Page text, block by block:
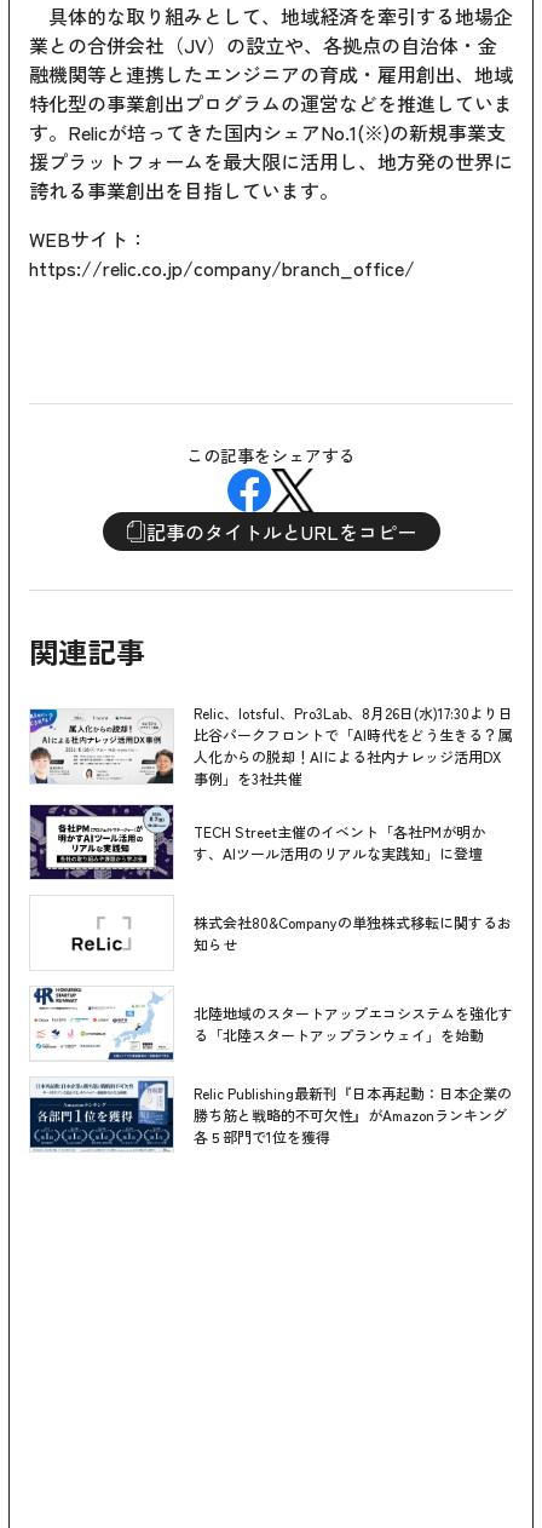
具体的な取り組みとして、地域経済を牽引する地場企
業との合併会社（JV）の設立や、各拠点の自治体・金
融機関等と連携したエンジニアの育成・雇用創出、地域
特化型の事業創出プログラムの運営などを推進していま
す。Relicが培ってきた国内シェアNo.1(※)の新規事業支
援プラットフォームを最大限に活用し、地方発の世界に
誇れる事業創出を目指しています。
WEBサイト：
https://relic.co.jp/company/branch_office/
この記事をシェアする
記事のタイトルとURLをコピー
関連記事
Relic、lotsful、Pro3Lab、8月26日(水)17:30より日
比谷パークフロントで「AI時代をどう生きる？属
人化からの脱却！AIによる社内ナレッジ活用DX
事例」を3社共催
TECH Street主催のイベント「各社PMが明か
す、AIツール活用のリアルな実践知」に登壇
株式会社80&Companyの単独株式移転に関するお
知らせ
北陸地域のスタートアップエコシステムを強化す
る「北陸スタートアップランウェイ」を始動
Relic Publishing最新刊『日本再起動：日本企業の
勝ち筋と戦略的不可欠性』がAmazonランキング
各５部門で1位を獲得